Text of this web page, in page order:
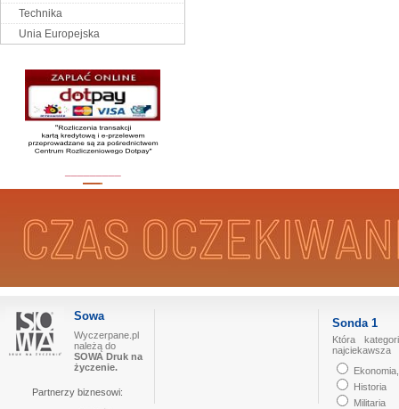
Technika
Unia Europejska
Sowa
Wyczerpane.pl
należą do
SOWA Druk na
życzenie.
Partnerzy biznesowi:
Sonda 1
Która
najciekawsza
Historia
Militaria